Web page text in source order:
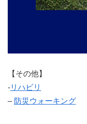
【その他】
‐リハビリ
– 防災ウォーキング